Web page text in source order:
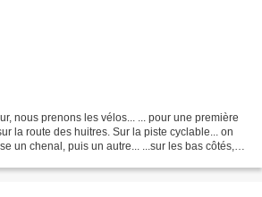
nous prenons les vélos... ... pour une première
la route des huitres. Sur la piste cyclable... on
un chenal, puis un autre... ...sur les bas côtés,